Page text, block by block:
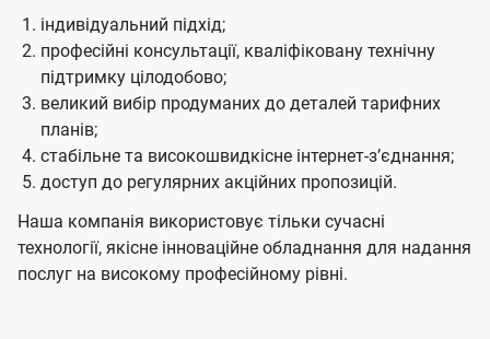
індивідуальний підхід;
професійні консультації, кваліфіковану технічну
підтримку цілодобово;
великий вибір продуманих до деталей тарифних
планів;
стабільне та високошвидкісне інтернет-зʼєднання;
доступ до регулярних акційних пропозицій.
Наша компанія використовує тільки сучасні
технології, якісне інноваційне обладнання для надання
послуг на високому професійному рівні.